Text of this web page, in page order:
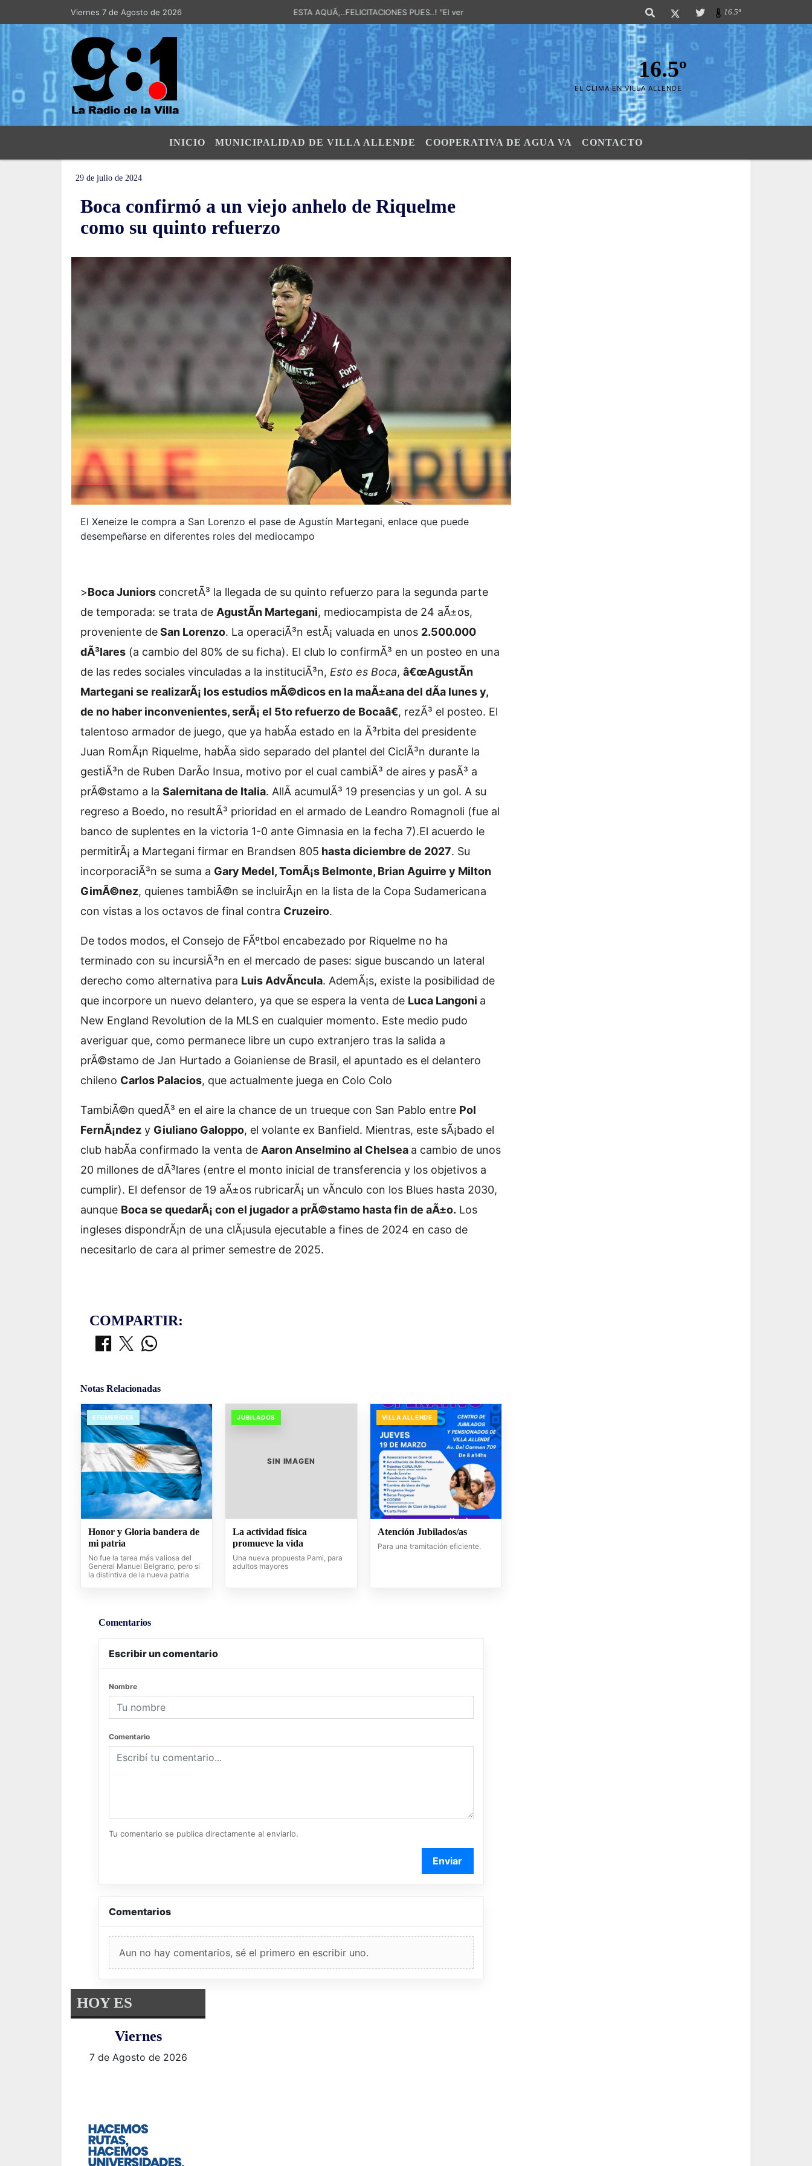
Viernes 7 de Agosto de 2026
Allende -La Radio de la Villa- "El Aire de las Sierras". SI SU AVISO ESTA AQUÃ,..FELICITACIONES PUES..! "El verdadero Poder estÃ¡ en el Servir" "En la aceptaciÃ³n de la diversidad, estÃ¡ la madurez
16.5º
16.5º
EL CLIMA EN VILLA ALLENDE
INICIO MUNICIPALIDAD DE VILLA ALLENDE COOPERATIVA DE AGUA VA CONTACTO
29 de julio de 2024
Boca confirmó a un viejo anhelo de Riquelme
como su quinto refuerzo
El Xeneize le compra a San Lorenzo el pase de Agustín Martegani, enlace que puede
desempeñarse en diferentes roles del mediocampo
>Boca Juniors concretÃ³ la llegada de su quinto refuerzo para la segunda parte
de temporada: se trata de AgustÃ­n Martegani, mediocampista de 24 aÃ±os,
proveniente deSan Lorenzo. La operaciÃ³n estÃ¡ valuada en unos 2.500.000
dÃ³lares (a cambio del 80% de su ficha). El club lo confirmÃ³ en un posteo en una
de las redes sociales vinculadas a la instituciÃ³n, Esto es Boca, â€œAgustÃ­n
Martegani se realizarÃ¡ los estudios mÃ©dicos en la maÃ±ana del dÃ­a lunes y,
de no haber inconvenientes, serÃ¡ el 5to refuerzo de Bocaâ€, rezÃ³ el posteo. El
talentoso armador de juego, que ya habÃ­a estado en la Ã³rbita del presidente
Juan RomÃ¡n Riquelme, habÃ­a sido separado del plantel del CiclÃ³n durante la
gestiÃ³n de Ruben DarÃ­o Insua, motivo por el cual cambiÃ³ de aires y pasÃ³ a
prÃ©stamo a la Salernitana de Italia. AllÃ­ acumulÃ³ 19 presencias y un gol. A su
regreso a Boedo, no resultÃ³ prioridad en el armado de Leandro Romagnoli (fue al
banco de suplentes en la victoria 1-0 ante Gimnasia en la fecha 7).El acuerdo le
permitirÃ¡ a Martegani firmar en Brandsen 805 hasta diciembre de 2027. Su
incorporaciÃ³n se suma a Gary Medel, TomÃ¡s Belmonte, Brian Aguirre y Milton
GimÃ©nez, quienes tambiÃ©n se incluirÃ¡n en la lista de la Copa Sudamericana
con vistas a los octavos de final contra Cruzeiro.
De todos modos, el Consejo de FÃºtbol encabezado por Riquelme no ha
terminado con su incursiÃ³n en el mercado de pases: sigue buscando un lateral
derecho como alternativa para Luis AdvÃ­ncula. AdemÃ¡s, existe la posibilidad de
que incorpore un nuevo delantero, ya que se espera la venta de Luca Langoni a
New England Revolution de la MLS en cualquier momento. Este medio pudo
averiguar que, como permanece libre un cupo extranjero tras la salida a
prÃ©stamo de Jan Hurtado a Goianiense de Brasil, el apuntado es el delantero
chileno Carlos Palacios, que actualmente juega en Colo Colo
TambiÃ©n quedÃ³ en el aire la chance de un trueque con San Pablo entre Pol
FernÃ¡ndez y Giuliano Galoppo, el volante ex Banfield. Mientras, este sÃ¡bado el
club habÃ­a confirmado la venta de Aaron Anselmino al Chelsea a cambio de unos
20 millones de dÃ³lares (entre el monto inicial de transferencia y los objetivos a
cumplir). El defensor de 19 aÃ±os rubricarÃ¡ un vÃ­nculo con los Blues hasta 2030,
aunque Boca se quedarÃ¡ con el jugador a prÃ©stamo hasta fin de aÃ±o. Los
ingleses dispondrÃ¡n de una clÃ¡usula ejecutable a fines de 2024 en caso de
necesitarlo de cara al primer semestre de 2025.
COMPARTIR:
Notas Relacionadas
EFEMERIDES
Honor y Gloria bandera de
mi patria
No fue la tarea más valiosa del
General Manuel Belgrano, pero si
la distintiva de la nueva patria
JUBILADOS
SIN IMAGEN
La actividad física
promueve la vida
Una nueva propuesta Pami, para
adultos mayores
VILLA ALLENDE
Atención Jubilados/as
Para una tramitación eficiente.
Comentarios
Escribir un comentario
Nombre
Comentario
Tu comentario se publica directamente al enviarlo.
Enviar
Comentarios
Aun no hay comentarios, sé el primero en escribir uno.
HOY ES
Viernes
7 de Agosto de 2026